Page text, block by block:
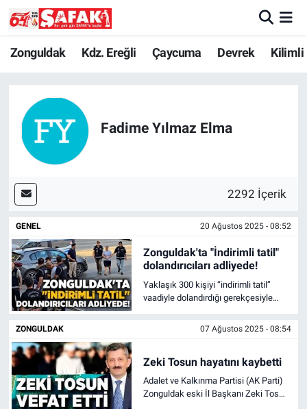
Zonguldak Kdz. Ereğli Çaycuma Devrek Kilimli
Fadime Yılmaz Elma
2292 İçerik
GENEL 20 Ağustos 2025 - 08:52
Zonguldak'ta "İndirimli tatil"
dolandırıcıları adliyede!
Yaklaşık 300 kişiyi “indirimli tatil”
vaadiyle dolandırdığı gerekçesiyle
sabah saatlerinde Zonguldak
Adliyesi'ne sevk edildi.
ZONGULDAK 07 Ağustos 2025 - 08:54
Zeki Tosun hayatını kaybetti
Adalet ve Kalkınma Partisi (AK Parti)
Zonguldak eski İl Başkanı Zeki Tosun
Zonguldak
Çaycuma
Devrek
Asayiş
Spor
Resmi İlan
Zonguldak Nöbetçi Eczaneler
Zonguldak Namaz Vakitleri
Zonguldak Trafik Yoğunluk Haritası
Tüm Manşetler
Son Dakika Haberleri
Haber Arşivi